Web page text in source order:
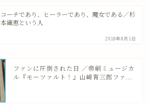
コーチであり、ヒーラーであり、魔女である／杉
本織恵という人
2018年8月1日
ファンに圧倒された日 ／帝劇ミュージカ
ル『モーツァルト！』山崎育三郎ファ...